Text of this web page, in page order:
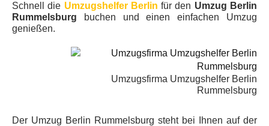
Schnell die Umzugshelfer Berlin für den Umzug Berlin
Rummelsburg buchen und einen einfachen Umzug
genießen.
Umzugsfirma Umzugshelfer Berlin
Rummelsburg
Der Umzug Berlin Rummelsburg steht bei Ihnen auf der